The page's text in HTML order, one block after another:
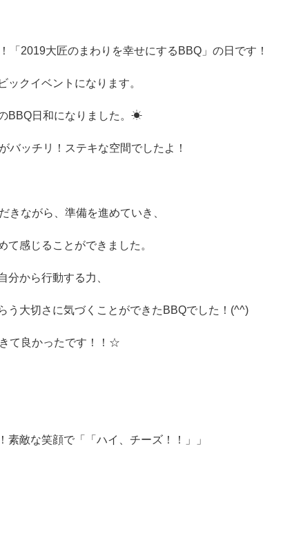
2019大匠のまわりを幸せにするBBQ」の日です！
クイベントになります。
BBQ日和になりました。☀
バッチリ！ステキな空間でしたよ！
きながら、準備を進めていき、
感じることができました。
分から行動する力、
う大切さに気づくことができたBBQでした！(^^)
て良かったです！！☆
敵な笑顔で「「ハイ、チーズ！！」」